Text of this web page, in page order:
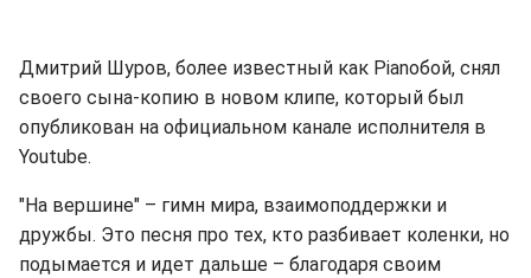
Дмитрий Шуров, более известный как Pianoбой, снял
своего сына-копию в новом клипе, который был
опубликован на официальном канале исполнителя в
Youtube.
"На вершине" – гимн мира, взаимоподдержки и
дружбы. Это песня про тех, кто разбивает коленки, но
подымается и идет дальше – благодаря своим